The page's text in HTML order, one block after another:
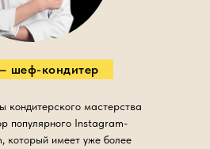
шеф-кондитер
кондитерского мастерства
популярного Instagram-
который имеет уже более